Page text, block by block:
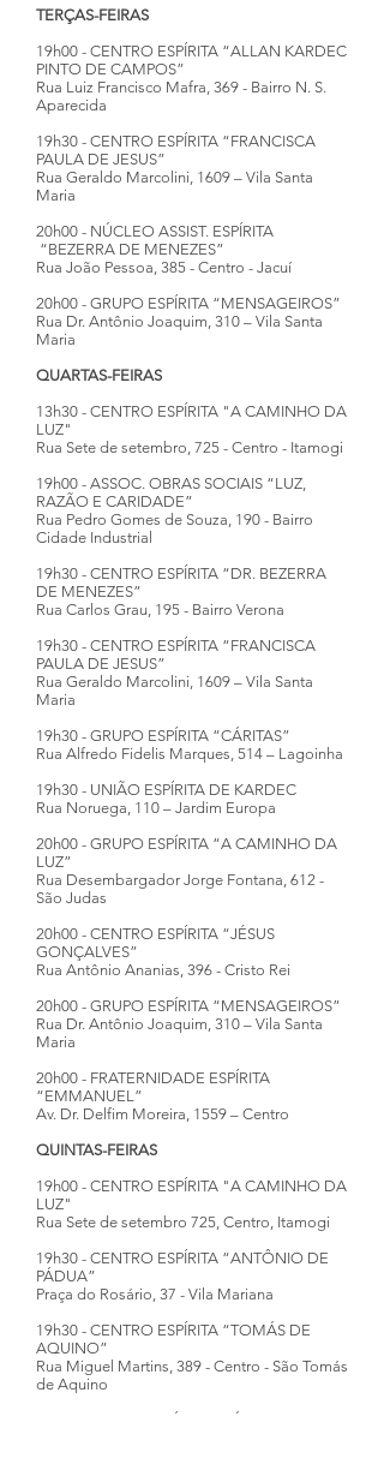
TERÇAS-FEIRAS
19h00 - CENTRO ESPÍRITA “ALLAN KARDEC
PINTO DE CAMPOS”
Rua Luiz Francisco Mafra, 369 - Bairro N. S.
Aparecida
19h30 - CENTRO ESPÍRITA “FRANCISCA
PAULA DE JESUS”
Rua Geraldo Marcolini, 1609 – Vila Santa
Maria
20h00 - NÚCLEO ASSIST. ESPÍRITA
“BEZERRA DE MENEZES”
Rua João Pessoa, 385 - Centro - Jacuí
20h00 - GRUPO ESPÍRITA “MENSAGEIROS”
Rua Dr. Antônio Joaquim, 310 – Vila Santa
Maria
QUARTAS-FEIRAS
13h30 - CENTRO ESPÍRITA "A CAMINHO DA
LUZ"
Rua Sete de setembro, 725 - Centro - Itamogi
19h00 - ASSOC. OBRAS SOCIAIS “LUZ,
RAZÃO E CARIDADE”
Rua Pedro Gomes de Souza, 190 - Bairro
Cidade Industrial
19h30 - CENTRO ESPÍRITA “DR. BEZERRA
DE MENEZES”
Rua Carlos Grau, 195 - Bairro Verona
19h30 - CENTRO ESPÍRITA “FRANCISCA
PAULA DE JESUS”
Rua Geraldo Marcolini, 1609 – Vila Santa
Maria
19h30 - GRUPO ESPÍRITA “CÁRITAS”
Rua Alfredo Fidelis Marques, 514 – Lagoinha
19h30 - UNIÃO ESPÍRITA DE KARDEC
Rua Noruega, 110 – Jardim Europa
20h00 - GRUPO ESPÍRITA “A CAMINHO DA
LUZ”
Rua Desembargador Jorge Fontana, 612 -
São Judas
20h00 - CENTRO ESPÍRITA “JÉSUS
GONÇALVES”
Rua Antônio Ananias, 396 - Cristo Rei
20h00 - GRUPO ESPÍRITA “MENSAGEIROS”
Rua Dr. Antônio Joaquim, 310 – Vila Santa
Maria
20h00 - FRATERNIDADE ESPÍRITA
“EMMANUEL”
Av. Dr. Delfim Moreira, 1559 – Centro
QUINTAS-FEIRAS
19h00 - CENTRO ESPÍRITA "A CAMINHO DA
LUZ"
Rua Sete de setembro 725, Centro, Itamogi
19h30 - CENTRO ESPÍRITA “ANTÔNIO DE
PÁDUA”
Praça do Rosário, 37 - Vila Mariana
19h30 - CENTRO ESPÍRITA “TOMÁS DE
AQUINO”
Rua Miguel Martins, 389 - Centro - São Tomás
de Aquino